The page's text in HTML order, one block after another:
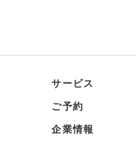
サービス
ご予約
企業情報